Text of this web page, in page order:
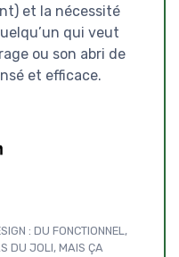
et la nécessité
qui veut
ou son abri de
et efficace.
: DU FONCTIONNEL,
DU JOLI, MAIS ÇA